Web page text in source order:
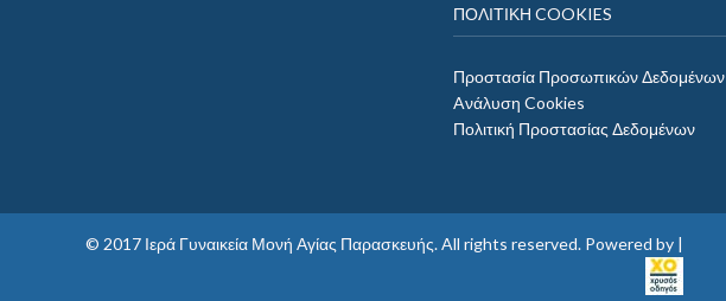
ΠΟΛΙΤΙΚΗ COOKIES
Προστασία Προσωπικών Δεδομένων
Aνάλυση Cookies
Πολιτική Προστασίας Δεδομένων
© 2017 Ιερά Γυναικεία Μονή Αγίας Παρασκευής. All rights reserved. Powered by |